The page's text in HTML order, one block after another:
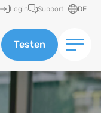
Login Support DE
Testen